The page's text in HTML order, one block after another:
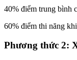
40% điểm trung bình
60% điểm thi năng
Phương thức 2: